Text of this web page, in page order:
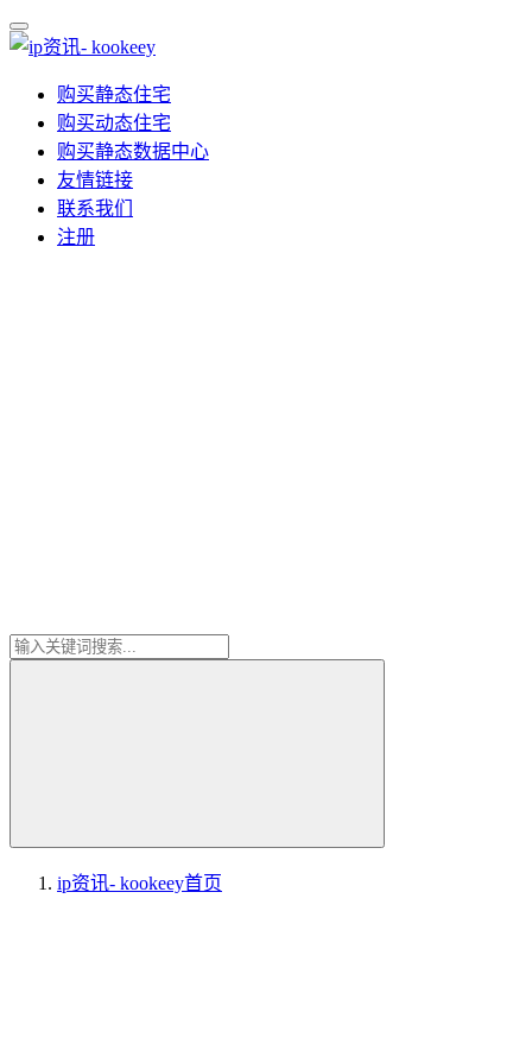
购买静态住宅
购买动态住宅
购买静态数据中心
友情链接
联系我们
注册
ip资讯- kookeey首页